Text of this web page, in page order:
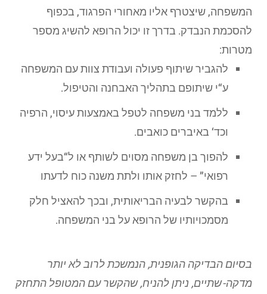
המשפחה, שיצטרף אליו מאחורי הפרגוד, בכפוף
להסכמת הנבדק. בדרך זו יכול הרופא להשיג מספר
מטרות:
להגביר שיתוף פעולה ועבודת צוות עם המשפחה
ע“י שיתופם בתהליך האבחנה והטיפול.
ללמד בני משפחה לטפל באמצעות עיסוי, הרפיה
וכד‘ באיברים כואבים.
להפוך בן משפחה מסוים לשותף או ל“בעל ידע
רפואי” – לחזק אותו ולתת משנה כוח לדעתו
בהקשר לבעיה הבריאותית, ובכך להאציל חלק
מסמכויותיו של הרופא על בני המשפחה.
בסיום הבדיקה הגופנית, הנמשכת לרוב לא יותר
מדקה-שתיים, ניתן להניח, שהקשר עם המטופל התחזק